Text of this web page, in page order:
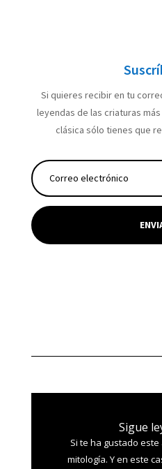
Si quieres recibir en tu
leyendas de las criaturas
clásica sólo tienes que
Sigue
Si te ha gustado
mitología. Y en este